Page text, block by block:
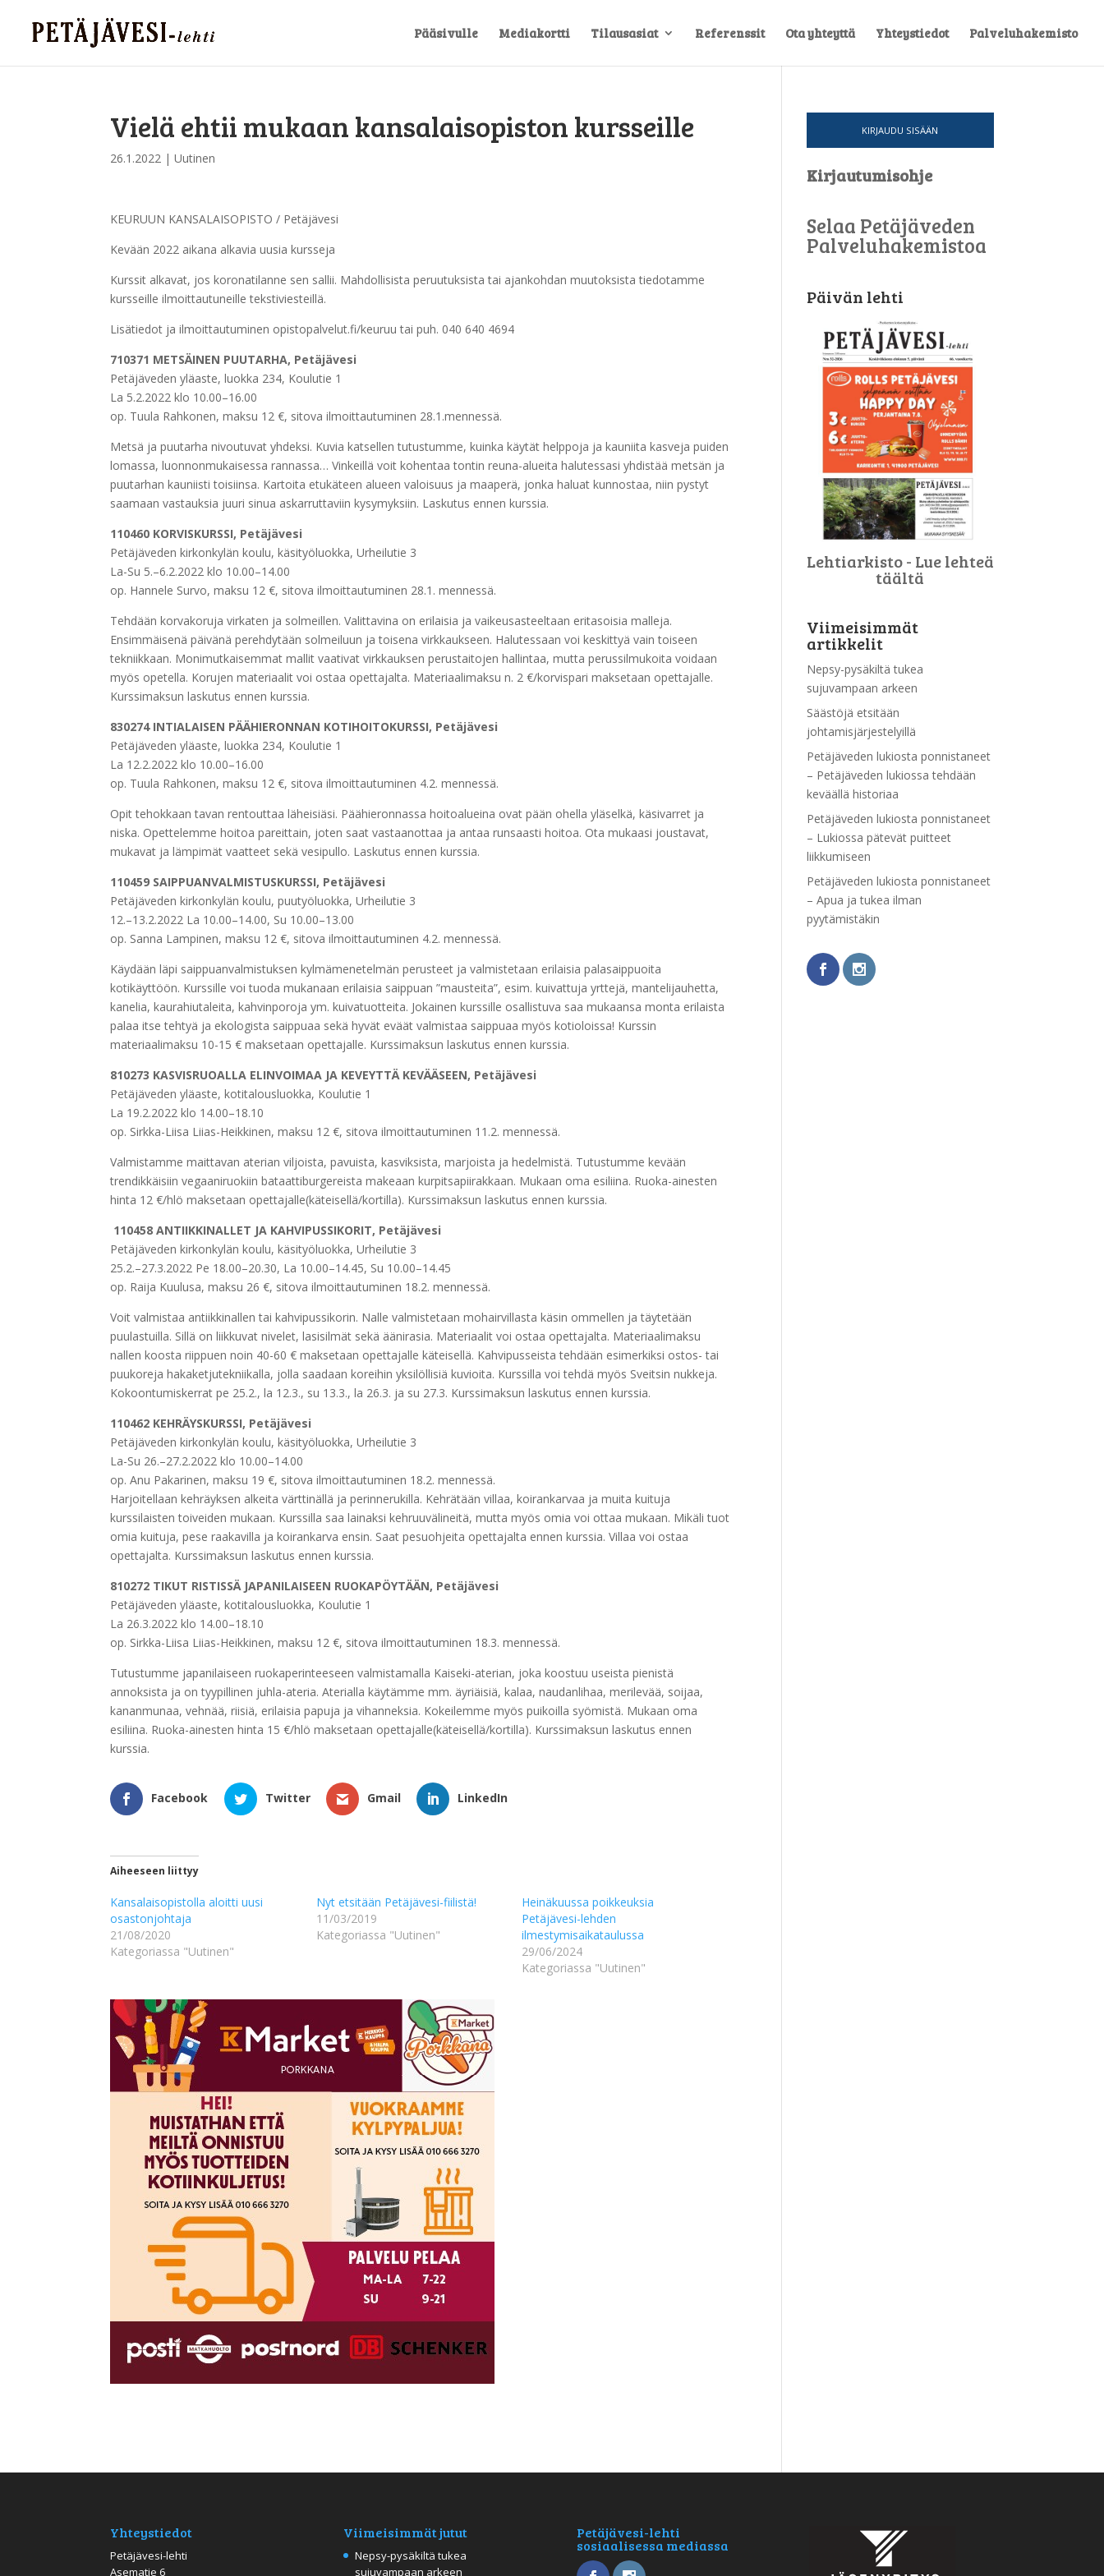
Pääsivulle Mediakortti Tilausasiat Referenssit Ota yhteyttä Yhteystiedot Palveluhakemisto
Vielä ehtii mukaan kansalaisopiston kursseille
26.1.2022 |Uutinen
KEURUUN KANSALAISOPISTO / Petäjävesi
Kevään 2022 aikana alkavia uusia kursseja
Kurssit alkavat, jos koronatilanne sen sallii. Mahdollisista peruutuksista tai ajankohdan muutoksista tiedotamme
kursseille ilmoittautuneille tekstiviesteillä.
Lisätiedot ja ilmoittautuminen opistopalvelut.fi/keuruu tai puh. 040 640 4694
710371 METSÄINEN PUUTARHA, Petäjävesi
Petäjäveden yläaste, luokka 234, Koulutie 1
La 5.2.2022 klo 10.00–16.00
op. Tuula Rahkonen, maksu 12 €, sitova ilmoittautuminen 28.1.mennessä.
Metsä ja puutarha nivoutuvat yhdeksi. Kuvia katsellen tutustumme, kuinka käytät helppoja ja kauniita kasveja puiden
lomassa, luonnonmukaisessa rannassa… Vinkeillä voit kohentaa tontin reuna-alueita halutessasi yhdistää metsän ja
puutarhan kauniisti toisiinsa. Kartoita etukäteen alueen valoisuus ja maaperä, jonka haluat kunnostaa, niin pystyt
saamaan vastauksia juuri sinua askarruttaviin kysymyksiin. Laskutus ennen kurssia.
110460 KORVISKURSSI, Petäjävesi
Petäjäveden kirkonkylän koulu, käsityöluokka, Urheilutie 3
La-Su 5.–6.2.2022 klo 10.00–14.00
op. Hannele Survo, maksu 12 €, sitova ilmoittautuminen 28.1. mennessä.
Tehdään korvakoruja virkaten ja solmeillen. Valittavina on erilaisia ja vaikeusasteeltaan eritasoisia malleja.
Ensimmäisenä päivänä perehdytään solmeiluun ja toisena virkkaukseen. Halutessaan voi keskittyä vain toiseen
tekniikkaan. Monimutkaisemmat mallit vaativat virkkauksen perustaitojen hallintaa, mutta perussilmukoita voidaan
myös opetella. Korujen materiaalit voi ostaa opettajalta. Materiaalimaksu n. 2 €/korvispari maksetaan opettajalle.
Kurssimaksun laskutus ennen kurssia.
830274 INTIALAISEN PÄÄHIERONNAN KOTIHOITOKURSSI, Petäjävesi
Petäjäveden yläaste, luokka 234, Koulutie 1
La 12.2.2022 klo 10.00–16.00
op. Tuula Rahkonen, maksu 12 €, sitova ilmoittautuminen 4.2. mennessä.
Opit tehokkaan tavan rentouttaa läheisiäsi. Päähieronnassa hoitoalueina ovat pään ohella yläselkä, käsivarret ja
niska. Opettelemme hoitoa pareittain, joten saat vastaanottaa ja antaa runsaasti hoitoa. Ota mukaasi joustavat,
mukavat ja lämpimät vaatteet sekä vesipullo. Laskutus ennen kurssia.
110459 SAIPPUANVALMISTUSKURSSI, Petäjävesi
Petäjäveden kirkonkylän koulu, puutyöluokka, Urheilutie 3
12.–13.2.2022 La 10.00–14.00, Su 10.00–13.00
op. Sanna Lampinen, maksu 12 €, sitova ilmoittautuminen 4.2. mennessä.
Käydään läpi saippuanvalmistuksen kylmämenetelmän perusteet ja valmistetaan erilaisia palasaippuoita
kotikäyttöön. Kurssille voi tuoda mukanaan erilaisia saippuan ”mausteita”, esim. kuivattuja yrttejä, mantelijauhetta,
kanelia, kaurahiutaleita, kahvinporoja ym. kuivatuotteita. Jokainen kurssille osallistuva saa mukaansa monta erilaista
palaa itse tehtyä ja ekologista saippuaa sekä hyvät eväät valmistaa saippuaa myös kotioloissa! Kurssin
materiaalimaksu 10-15 € maksetaan opettajalle. Kurssimaksun laskutus ennen kurssia.
810273 KASVISRUOALLA ELINVOIMAA JA KEVEYTTÄ KEVÄÄSEEN, Petäjävesi
Petäjäveden yläaste, kotitalousluokka, Koulutie 1
La 19.2.2022 klo 14.00–18.10
op. Sirkka-Liisa Liias-Heikkinen, maksu 12 €, sitova ilmoittautuminen 11.2. mennessä.
Valmistamme maittavan aterian viljoista, pavuista, kasviksista, marjoista ja hedelmistä. Tutustumme kevään
trendikkäisiin vegaaniruokiin bataattiburgereista makeaan kurpitsapiirakkaan. Mukaan oma esiliina. Ruoka-ainesten
hinta 12 €/hlö maksetaan opettajalle(käteisellä/kortilla). Kurssimaksun laskutus ennen kurssia.
110458 ANTIIKKINALLET JA KAHVIPUSSIKORIT, Petäjävesi
Petäjäveden kirkonkylän koulu, käsityöluokka, Urheilutie 3
25.2.–27.3.2022 Pe 18.00–20.30, La 10.00–14.45, Su 10.00–14.45
op. Raija Kuulusa, maksu 26 €, sitova ilmoittautuminen 18.2. mennessä.
Voit valmistaa antiikkinallen tai kahvipussikorin. Nalle valmistetaan mohairvillasta käsin ommellen ja täytetään
puulastuilla. Sillä on liikkuvat nivelet, lasisilmät sekä äänirasia. Materiaalit voi ostaa opettajalta. Materiaalimaksu
nallen koosta riippuen noin 40-60 € maksetaan opettajalle käteisellä. Kahvipusseista tehdään esimerkiksi ostos- tai
puukoreja hakaketjutekniikalla, jolla saadaan koreihin yksilöllisiä kuvioita. Kurssilla voi tehdä myös Sveitsin nukkeja.
Kokoontumiskerrat pe 25.2., la 12.3., su 13.3., la 26.3. ja su 27.3. Kurssimaksun laskutus ennen kurssia.
110462 KEHRÄYSKURSSI, Petäjävesi
Petäjäveden kirkonkylän koulu, käsityöluokka, Urheilutie 3
La-Su 26.–27.2.2022 klo 10.00–14.00
op. Anu Pakarinen, maksu 19 €, sitova ilmoittautuminen 18.2. mennessä.
Harjoitellaan kehräyksen alkeita värttinällä ja perinnerukilla. Kehrätään villaa, koirankarvaa ja muita kuituja
kurssilaisten toiveiden mukaan. Kurssilla saa lainaksi kehruuvälineitä, mutta myös omia voi ottaa mukaan. Mikäli tuot
omia kuituja, pese raakavilla ja koirankarva ensin. Saat pesuohjeita opettajalta ennen kurssia. Villaa voi ostaa
opettajalta. Kurssimaksun laskutus ennen kurssia.
810272 TIKUT RISTISSÄ JAPANILAISEEN RUOKAPÖYTÄÄN, Petäjävesi
Petäjäveden yläaste, kotitalousluokka, Koulutie 1
La 26.3.2022 klo 14.00–18.10
op. Sirkka-Liisa Liias-Heikkinen, maksu 12 €, sitova ilmoittautuminen 18.3. mennessä.
Tutustumme japanilaiseen ruokaperinteeseen valmistamalla Kaiseki-aterian, joka koostuu useista pienistä
annoksista ja on tyypillinen juhla-ateria. Aterialla käytämme mm. äyriäisiä, kalaa, naudanlihaa, merilevää, soijaa,
kananmunaa, vehnää, riisiä, erilaisia papuja ja vihanneksia. Kokeilemme myös puikoilla syömistä. Mukaan oma
esiliina. Ruoka-ainesten hinta 15 €/hlö maksetaan opettajalle(käteisellä/kortilla). Kurssimaksun laskutus ennen
kurssia.
Facebook Twitter Gmail LinkedIn
Aiheeseen liittyy
Kansalaisopistolla aloitti uusi
osastonjohtaja
21/08/2020
Kategoriassa "Uutinen"
Nyt etsitään Petäjävesi-fiilistä!
11/03/2019
Kategoriassa "Uutinen"
Heinäkuussa poikkeuksia
Petäjävesi-lehden
ilmestymisaikataulussa
29/06/2024
Kategoriassa "Uutinen"
KIRJAUDU SISÄÄN
Kirjautumisohje
Selaa Petäjäveden
Palveluhakemistoa
Päivän lehti
Lehtiarkisto - Lue lehteä
täältä
Viimeisimmät
artikkelit
Nepsy-pysäkiltä tukea
sujuvampaan arkeen
Säästöjä etsitään
johtamisjärjestelyillä
Petäjäveden lukiosta ponnistaneet
– Petäjäveden lukiossa tehdään
keväällä historiaa
Petäjäveden lukiosta ponnistaneet
– Lukiossa pätevät puitteet
liikkumiseen
Petäjäveden lukiosta ponnistaneet
– Apua ja tukea ilman
pyytämistäkin
Yhteystiedot
Petäjävesi-lehti
Asematie 6
Viimeisimmät jutut
Nepsy-pysäkiltä tukea
sujuvampaan arkeen
Petäjävesi-lehti
sosiaalisessa mediassa